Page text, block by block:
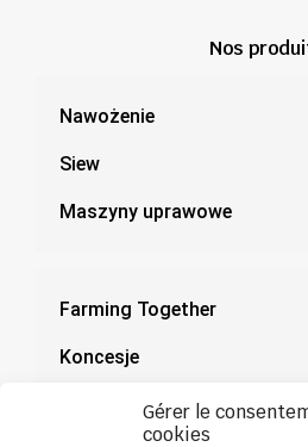
Gérer le
cookies
Nos
Nawożenie
Siew
Maszyny uprawowe
Farming Together
Koncesje
Dokumentacja